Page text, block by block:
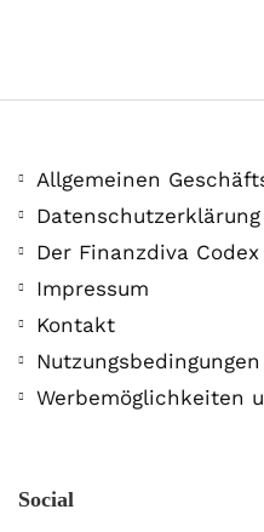
Allgemeinen
Datenschutzerklärung
Der Finanzdiva Codex
Impressum
Kontakt
Nutzungsbedingungen
Werbemöglichkeiten
Social